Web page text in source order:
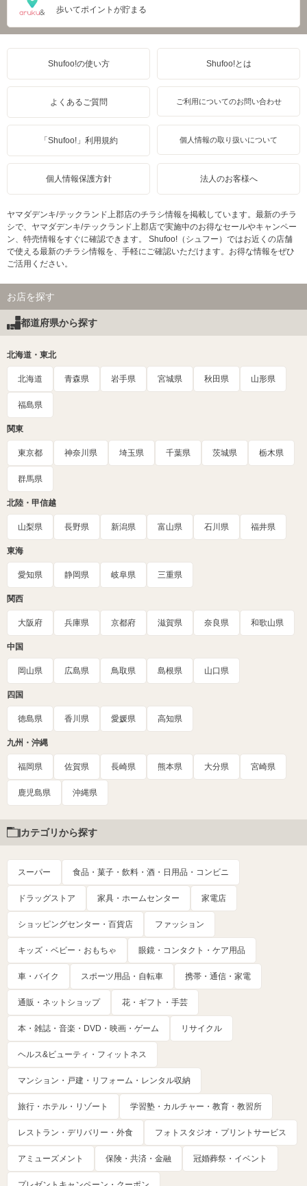
歩いてポイントが貯まる
Shufoo!の使い方 Shufoo!とは
よくあるご質問 ご利用についてのお問い合わせ
「Shufoo!」利用規約 個人情報の取り扱いについて
個人情報保護方針 法人のお客様へ
ヤマダデンキ/テックランド上郡店のチラシ情報を掲載しています。最新のチラ
シで、ヤマダデンキ/テックランド上郡店で実施中のお得なセールやキャンペー
ン、特売情報をすぐに確認できます。 Shufoo!（シュフー）ではお近くの店舗
で使える最新のチラシ情報を、手軽にご確認いただけます。お得な情報をぜひ
ご活用ください。
お店を探す
都道府県から探す
北海道・東北
北海道 青森県 岩手県 宮城県 秋田県 山形県
福島県
関東
東京都 神奈川県 埼玉県 千葉県 茨城県 栃木県
群馬県
北陸・甲信越
山梨県 長野県 新潟県 富山県 石川県 福井県
東海
愛知県 静岡県 岐阜県 三重県
関西
大阪府 兵庫県 京都府 滋賀県 奈良県 和歌山県
中国
岡山県 広島県 鳥取県 島根県 山口県
四国
徳島県 香川県 愛媛県 高知県
九州・沖縄
福岡県 佐賀県 長崎県 熊本県 大分県 宮崎県
鹿児島県 沖縄県
カテゴリから探す
スーパー 食品・菓子・飲料・酒・日用品・コンビニ
ドラッグストア 家具・ホームセンター 家電店
ショッピングセンター・百貨店 ファッション
キッズ・ベビー・おもちゃ 眼鏡・コンタクト・ケア用品
車・バイク スポーツ用品・自転車 携帯・通信・家電
通販・ネットショップ 花・ギフト・手芸
本・雑誌・音楽・DVD・映画・ゲーム リサイクル
ヘルス&ビューティ・フィットネス
マンション・戸建・リフォーム・レンタル収納
旅行・ホテル・リゾート 学習塾・カルチャー・教育・教習所
レストラン・デリバリー・外食 フォトスタジオ・プリントサービス
アミューズメント 保険・共済・金融 冠婚葬祭・イベント